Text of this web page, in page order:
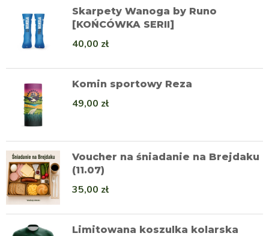
Skarpety Wanoga by Runo
[KOŃCÓWKA SERII]
40,00 zł
Komin sportowy Reza
49,00 zł
Voucher na śniadanie na Brejdaku
(11.07)
35,00 zł
Limitowana koszulka kolarska